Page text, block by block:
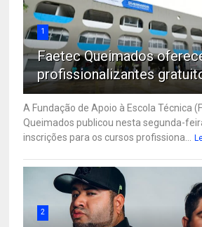
1
Faetec Queimados
profissionalizantes
A Fundação de Apoio à Escola Técnica
Queimados publicou nesta segunda-
inscrições para os cursos profissiona...
2